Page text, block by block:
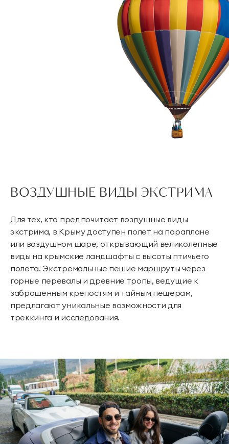
ВОЗДУШНЫЕ ВИДЫ ЭКСТРИМА
Для тех, кто предпочитает воздушные виды
экстрима, в Крыму доступен полет на параплане
или воздушном шаре, открывающий великолепные
виды на крымские ландшафты с высоты птичьего
полета. Экстремальные пешие маршруты через
горные перевалы и древние тропы, ведущие к
заброшенным крепостям и тайным пещерам,
предлагают уникальные возможности для
треккинга и исследования.